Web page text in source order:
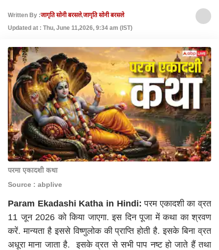
Written By :जागृति सोनी बरसले,जागृति सोनी बरसले
Updated at : Thu, June 11,2026, 9:34 am (IST)
परमा एकादशी कथा
Source : abplive
Param Ekadashi Katha in Hindi:परम एकादशी का व्रत
11 जून 2026 को किया जाएगा. इस दिन पूजा में कथा का श्रवण
करें. मान्यता है इससे विष्णुलोक की प्राप्ति होती है. इसके बिना व्रत
अधूरा माना जाता है. इसके व्रत से सभी पाप नष्ट हो जाते हैं तथा